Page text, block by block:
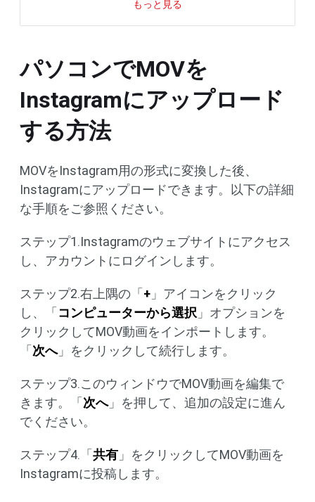
もっと見る
パソコンでMOVを
Instagramにアップロード
する方法
MOVをInstagram用の形式に変換した後、
Instagramにアップロードできます。以下の詳細
な手順をご参照ください。
ステップ1.Instagramのウェブサイトにアクセス
し、アカウントにログインします。
ステップ2.右上隅の「+ 」アイコンをクリック
し、「コンピューターから選択 」オプションを
クリックしてMOV動画をインポートします。
「次へ」をクリックして続行します。
ステップ3.このウィンドウでMOV動画を編集で
きます。「次へ」を押して、追加の設定に進ん
でください。
ステップ4.「共有 」をクリックしてMOV動画を
Instagramに投稿します。